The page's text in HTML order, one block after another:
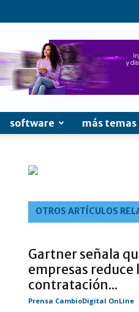
software más temas
OTROS ARTÍCULOS
Gartner señala
empresas reduce
contratación...
Prensa CambioDigital OnLine -